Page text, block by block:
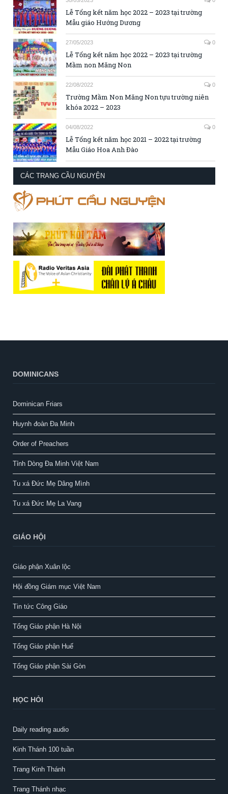
Lễ Tổng kết năm học 2022 – 2023 tại trường
Mẫu giáo Hướng Dương
27/05/2023 0
Lễ Tổng kết năm học 2022 – 2023 tại trường
Mầm non Măng Non
22/08/2022 0
Trường Mầm Non Măng Non tựu trường niên
khóa 2022 – 2023
04/08/2022 0
Lễ Tổng kết năm học 2021 – 2022 tại trường
Mẫu Giáo Hoa Anh Đào
CÁC TRANG CẦU NGUYỆN
DOMINICANS
Dominican Friars
Huynh đoàn Đa Minh
Order of Preachers
Tỉnh Dòng Đa Minh Việt Nam
Tu xá Đức Mẹ Dâng Mình
Tu xá Đức Mẹ La Vang
GIÁO HỘI
Giáo phận Xuân lộc
Hội đồng Giám mục Việt Nam
Tin tức Công Giáo
Tổng Giáo phận Hà Nội
Tổng Giáo phận Huế
Tổng Giáo phận Sài Gòn
HỌC HỎI
Daily reading audio
Kinh Thánh 100 tuần
Trang Kinh Thánh
Trang Thánh nhạc